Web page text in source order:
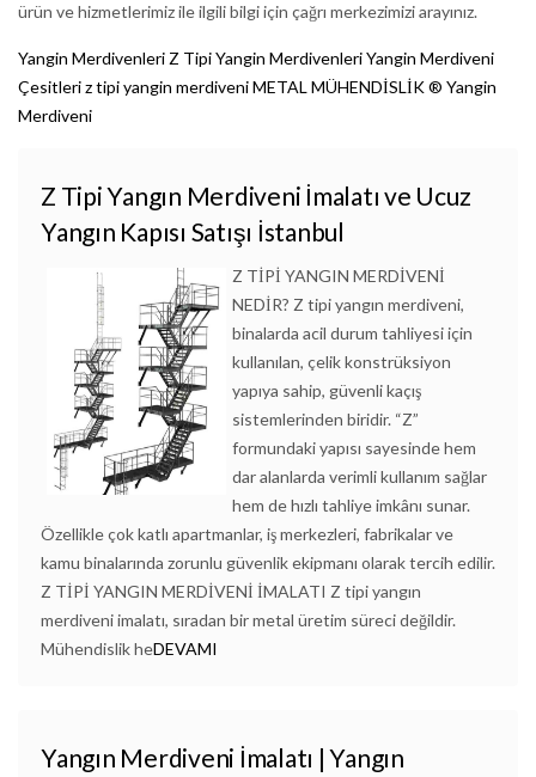
ürün ve hizmetlerimiz ile ilgili bilgi için çağrı merkezimizi arayınız.
Yangin Merdivenleri Z Tipi Yangin MerdivenleriYangin Merdiveni
Çesitleriz tipi yangin merdiveniMETAL MÜHENDİSLİK ® Yangin
Merdiveni
Z Tipi Yangın Merdiveni İmalatı ve Ucuz
Yangın Kapısı Satışı İstanbul
Z TİPİ YANGIN MERDİVENİ
NEDİR? Z tipi yangın merdiveni,
binalarda acil durum tahliyesi için
kullanılan, çelik konstrüksiyon
yapıya sahip, güvenli kaçış
sistemlerinden biridir. “Z”
formundaki yapısı sayesinde hem
dar alanlarda verimli kullanım sağlar
hem de hızlı tahliye imkânı sunar.
Özellikle çok katlı apartmanlar, iş merkezleri, fabrikalar ve
kamu binalarında zorunlu güvenlik ekipmanı olarak tercih edilir.
Z TİPİ YANGIN MERDİVENİ İMALATI Z tipi yangın
merdiveni imalatı, sıradan bir metal üretim süreci değildir.
Mühendislik heDEVAMI
Yangın Merdiveni İmalatı | Yangın